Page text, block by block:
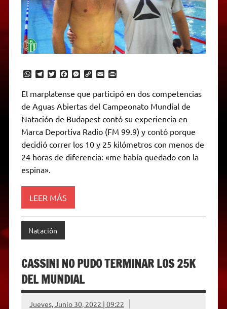
W
t
s
A
p
p
T
e
g
r
a
m
T
i
t
t
e
r
F
e
b
o
o
k
M
s
e
n
g
e
C
y
L
n
k
E
a
i
l
P
n
t
F
r
i
n
d
l
El marplatense que participó en dos competencias
de Aguas Abiertas del Campeonato Mundial de
Natación de Budapest contó su experiencia en
Marca Deportiva Radio (FM 99.9) y contó porque
decidió correr los 10 y 25 kilómetros con menos de
24 horas de diferencia: «me había quedado con la
espina».
LEER MÁS
Natación
CASSINI NO PUDO TERMINAR LOS 25K
DEL MUNDIAL
Jueves, Junio 30, 2022 | 09:22